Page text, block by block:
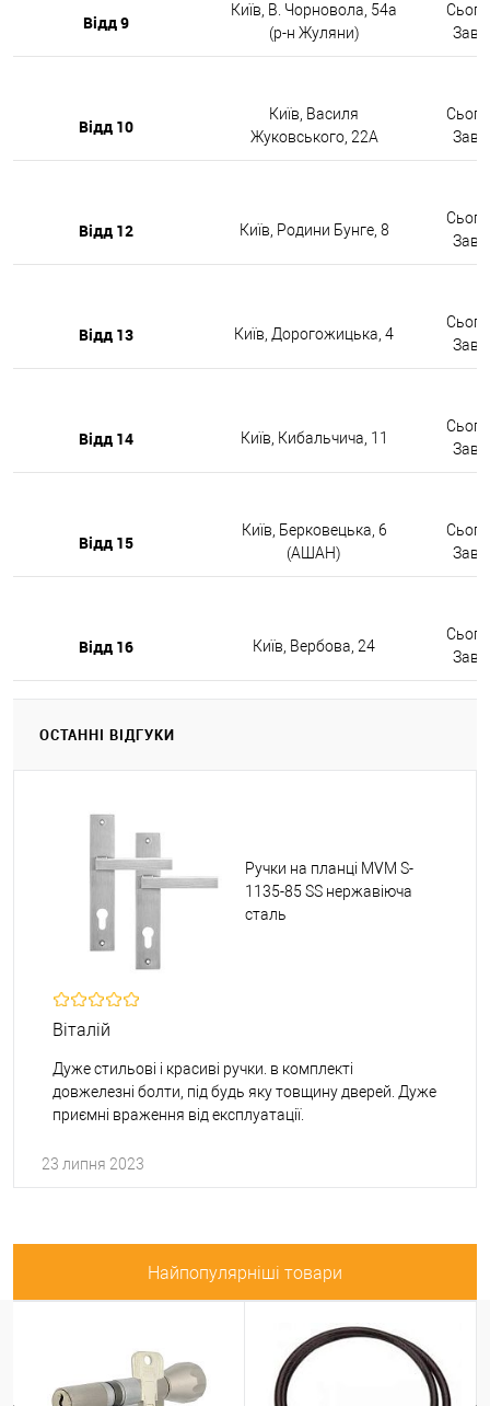
Відд 9
Київ, В. Чорновола, 54а
(р-н Жуляни)
Відд 10
Київ, Василя
Жуковського, 22А
Відд 12 Київ, Родини Бунге, 8
Відд 13 Київ, Дорогожицька, 4
Відд 14 Київ, Кибальчича, 11
Відд 15
Київ, Берковецька, 6
(АШАН)
Відд 16 Київ, Вербова, 24
ОСТАННІ ВІДГУКИ
Ручки на планці MVM S-
1135-85 SS нержавіюча
сталь
Віталій
Дуже стильові і красиві ручки. в комплекті
довжелезні болти, під будь яку товщину дверей. Дуже
приємні враження від експлуатації.
23 липня 2023
Найпопулярніші товари